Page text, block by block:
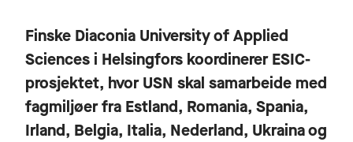
Finske Diaconia University of Applied
Sciences i Helsingfors koordinerer ESIC-
prosjektet, hvor USN skal samarbeide med
fagmiljøer fra Estland, Romania, Spania,
Irland, Belgia, Italia, Nederland, Ukraina og